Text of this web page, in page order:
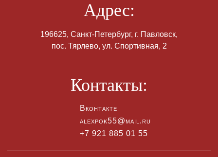
Адрес:
196625, Санкт-Петербург, г. Павловск,
пос. Тярлево, ул. Спортивная, 2
Контакты:
Вконтакте
alexpok55@mail.ru
+7 921 885 01 55